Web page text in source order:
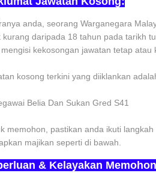
anda, seorang Warganegara
kurang daripada 18 tahun pada tarikh
kekosongan jawatan tetap atau
kosong terkini yang diiklankan
Belia Dan Sukan Gred S41
memohon, pastikan anda ikuti
majikan seperti di bawah.
& Kelayakan